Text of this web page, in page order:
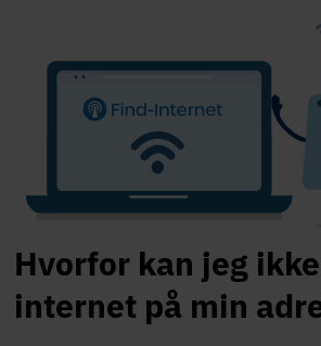
Hvorfor kan jeg
internet på min